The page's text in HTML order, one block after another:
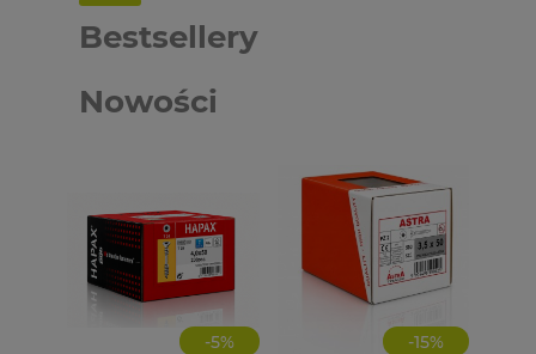
Nowości
Bestsellery
-5%
-15%